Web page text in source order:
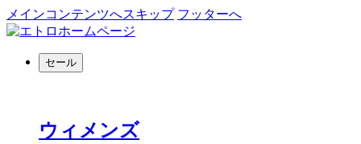
メインコンテンツへスキップ フッターへ
セール
ウィメンズ